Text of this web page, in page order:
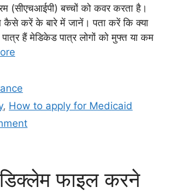
(सीएचआईपी) बच्चों को कवर करता है।
करें के बारे में जानें। पता करें कि क्या
हैं मेडिकेड पात्र लोगों को मुफ्त या कम
, How to apply for Medicaid
फाइल करने